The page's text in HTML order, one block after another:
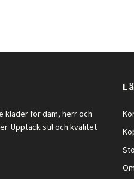
kläder för dam, herr och
Upptäck stil och kvalitet